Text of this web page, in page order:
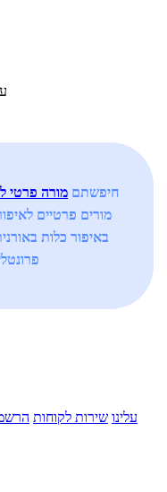
חיפשתם מורה פרטי
מורים פרטיים
באיפור כלות
עלינו שירות לקוחות